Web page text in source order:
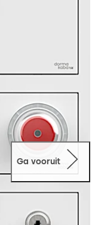
Ga vooruit